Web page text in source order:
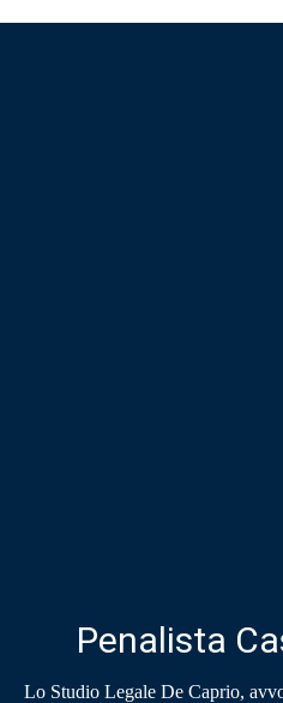
Penalista
Lo Studio Legale De Caprio,